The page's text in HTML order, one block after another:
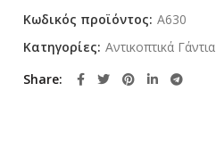
Κωδικός προϊόντος: A630
Κατηγορίες: Αντικοπτικά Γάντια
Share